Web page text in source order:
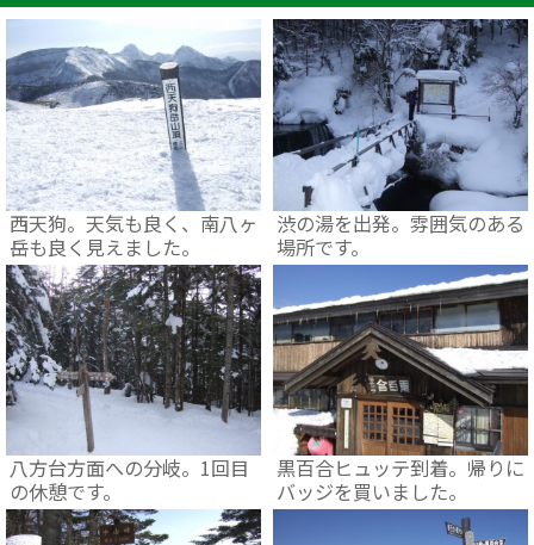
西天狗。天気も良く、南八ヶ
岳も良く見えました。
渋の湯を出発。雰囲気のある
場所です。
八方台方面への分岐。1回目
の休憩です。
黒百合ヒュッテ到着。帰りに
バッジを買いました。